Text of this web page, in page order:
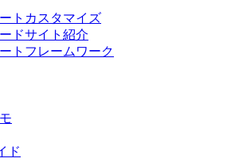
トカスタマイズ
ドサイト紹介
トフレームワーク
ド